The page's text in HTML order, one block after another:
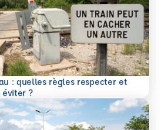
: quelles règles respecter et
?